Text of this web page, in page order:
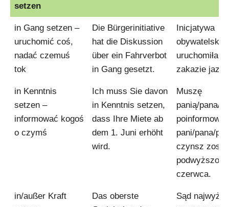
setzen
in Gang setzen –
uruchomić coś,
nadać czemuś
tok
Die Bürgerinitiative
hat die Diskussion
über ein Fahrverbot
in Gang gesetzt.
Inicjatywa
obywatelska
uruchomiła
zakazie
in Kenntnis
setzen –
informować kogoś
o czymś
Ich muss Sie davon
in Kenntnis setzen,
dass Ihre Miete ab
dem 1. Juni erhöht
wird.
Muszę
panią/pana/
pani/pana/
czynsz
czerwca.
in/außer Kraft
Das oberste
Sąd